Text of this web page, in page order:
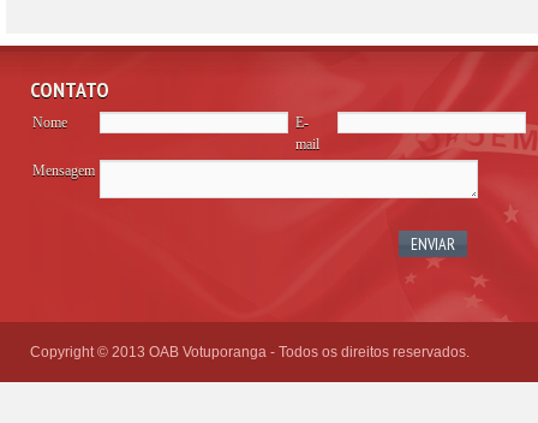
CONTATO
Nome
E-
mail
Mensagem
Copyright © 2013 OAB Votuporanga - Todos os direitos reservados.